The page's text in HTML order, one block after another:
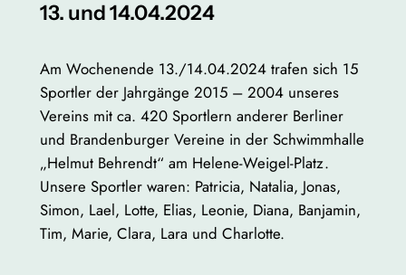
13. und 14.04.2024
Am Wochenende 13./14.04.2024 trafen sich 15
Sportler der Jahrgänge 2015 – 2004 unseres
Vereins mit ca. 420 Sportlern anderer Berliner
und Brandenburger Vereine in der Schwimmhalle
„Helmut Behrendt“ am Helene-Weigel-Platz.
Unsere Sportler waren: Patricia, Natalia, Jonas,
Simon, Lael, Lotte, Elias, Leonie, Diana, Banjamin,
Tim, Marie, Clara, Lara und Charlotte.